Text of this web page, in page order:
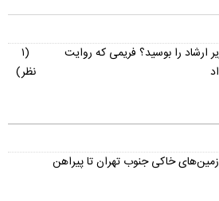
را بوسید؟ فریمی که روایت
(۱
نظر)
زمین‌های خاکی جنوب تهران تا پیراهن